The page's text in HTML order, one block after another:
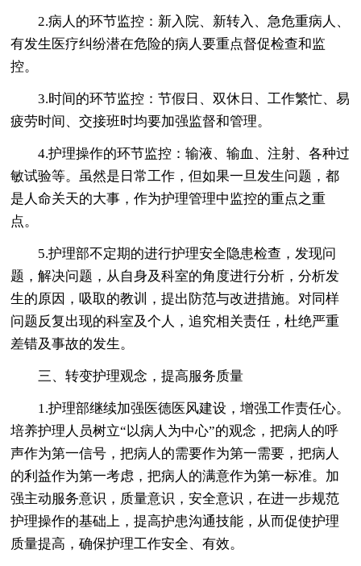
2.病人的环节监控：新入院、新转入、急危重病人、
有发生医疗纠纷潜在危险的病人要重点督促检查和监
控。
3.时间的环节监控：节假日、双休日、工作繁忙、易
疲劳时间、交接班时均要加强监督和管理。
4.护理操作的环节监控：输液、输血、注射、各种过
敏试验等。虽然是日常工作，但如果一旦发生问题，都
是人命关天的大事，作为护理管理中监控的重点之重
点。
5.护理部不定期的进行护理安全隐患检查，发现问
题，解决问题，从自身及科室的角度进行分析，分析发
生的原因，吸取的教训，提出防范与改进措施。对同样
问题反复出现的科室及个人，追究相关责任，杜绝严重
差错及事故的发生。
三、转变护理观念，提高服务质量
1.护理部继续加强医德医风建设，增强工作责任心。
培养护理人员树立“以病人为中心”的观念，把病人的呼
声作为第一信号，把病人的需要作为第一需要，把病人
的利益作为第一考虑，把病人的满意作为第一标准。加
强主动服务意识，质量意识，安全意识，在进一步规范
护理操作的基础上，提高护患沟通技能，从而促使护理
质量提高，确保护理工作安全、有效。